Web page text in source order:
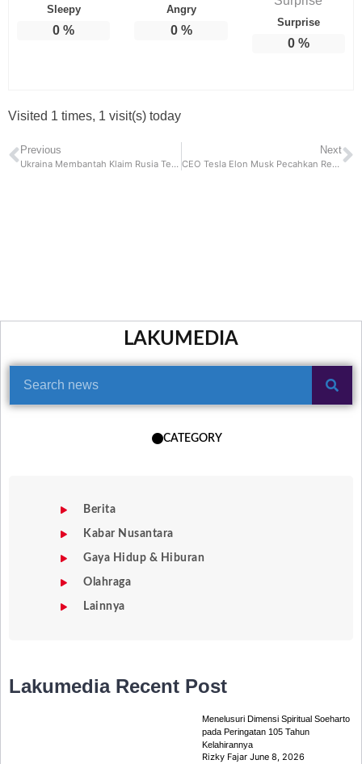
Sleepy
0 %
Angry
0%
Surprise
0%
Visited 1 times, 1 visit(s) today
Previous
Ukraina Membantah Klaim Rusia Terkait Tewasnya Ratusan Prajurit Dalam Serangan Kramatorsk
Next
CEO Tesla Elon Musk Pecahkan Rekor Guiness Records, Kehilangan Kekayaan Rp. 3100 Triliun
LAKUMEDIA
CATEGORY
Berita
Kabar Nusantara
Gaya Hidup & Hiburan
Olahraga
Lainnya
Lakumedia Recent Post
Menelusuri Dimensi Spiritual Soeharto
pada Peringatan 105 Tahun
Kelahirannya
Rizky FajarJune 8, 2026